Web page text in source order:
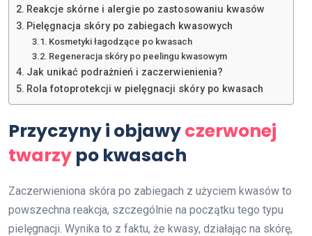
Reakcje skórne i alergie po zastosowaniu kwasów
Pielęgnacja skóry po zabiegach kwasowych
Kosmetyki łagodzące po kwasach
Regeneracja skóry po peelingu kwasowym
Jak unikać podrażnień i zaczerwienienia?
Rola fotoprotekcji w pielęgnacji skóry po kwasach
Przyczyny i objawyczerwonej
twarzy po kwasach
Zaczerwieniona skóra po zabiegach z użyciem kwasów to
powszechna reakcja, szczególnie na początku tego typu
pielęgnacji. Wynika to z faktu, że kwasy, działając na skórę,